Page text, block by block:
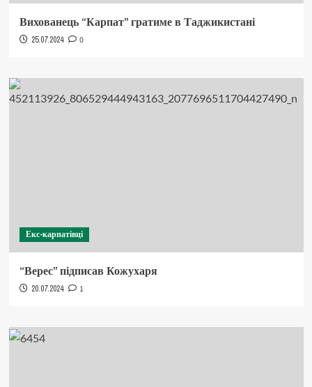
Вихованець “Карпат” гратиме в Таджикистані
25.07.2024 0
Екс-карпатівці
“Верес” підписав Кожухаря
20.07.2024 1